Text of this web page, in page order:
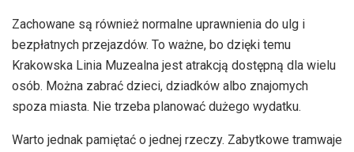
Zachowane są również normalne uprawnienia do ulg i
bezpłatnych przejazdów. To ważne, bo dzięki temu
Krakowska Linia Muzealna jest atrakcją dostępną dla wielu
osób. Można zabrać dzieci, dziadków albo znajomych
spoza miasta. Nie trzeba planować dużego wydatku.
Warto jednak pamiętać o jednej rzeczy. Zabytkowe tramwaje